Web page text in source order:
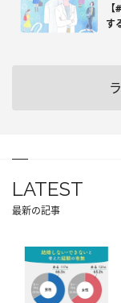
す
LATEST
最新の記事